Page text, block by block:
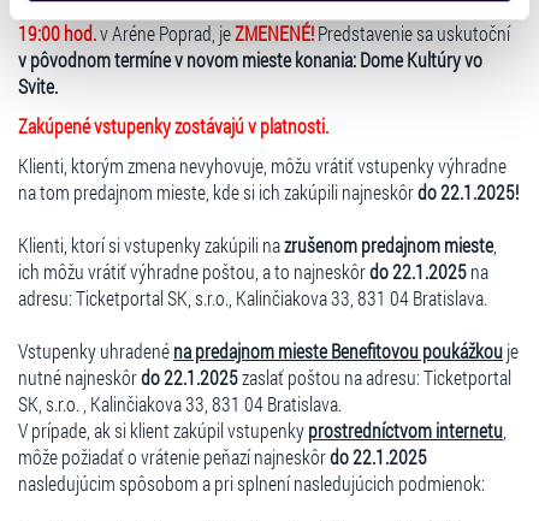
typy cookies používáme, naleznete níže. Možnosti
zpracování upravíte zaškrtnutím příslušné varianty. Svoji
volbu můžete kdykoliv změnit v zápatí stránky v záložce
„Cookies a jejich nastavení“.
PRAGUE FILM ORCHESTRA, ktoré sa malo konať dňa15.4.2025 o
19:00 hod.v Aréne Poprad, jeZMENENÉ!Predstavenie sa uskutoční
v pôvodnom termíne v novom mieste konania: Dome Kultúry vo
Svite.
Zakúpené vstupenky zostávajú v platnosti.
Klienti, ktorým zmena nevyhovuje, môžu vrátiť vstupenky výhradne
na tom predajnom mieste, kde si ich zakúpili najneskôrdo 22.1.2025!
Klienti, ktorí si vstupenky zakúpili nazrušenom predajnom mieste,
ich môžu vrátiť výhradne poštou, a to najneskôrdo 22.1.2025na
adresu: Ticketportal SK, s.r.o., Kalinčiakova 33, 831 04 Bratislava.
Vstupenky uhradenéna predajnom mieste Benefitovou poukážkouje
nutné najneskôrdo 22.1.2025zaslať poštou na adresu: Ticketportal
SK, s.r.o. , Kalinčiakova 33, 831 04 Bratislava.
V prípade, ak si klient zakúpil vstupenkyprostredníctvom internetu
môže požiadať o vrátenie peňazí najneskôrdo 22.1.2025
nasledujúcim spôsobom a pri splnení nasledujúcich podmienok: